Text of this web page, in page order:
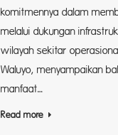
komitmennya dalam
melalui dukungan
wilayah sekitar
Waluyo, menyampaikan
manfaat…
Read more